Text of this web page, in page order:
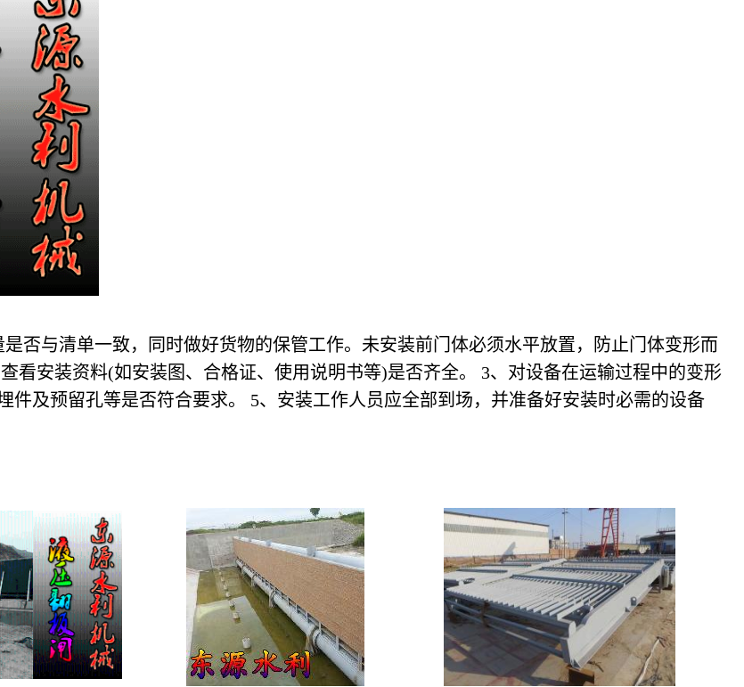
否与清单一致，同时做好货物的保管工作。未安装前门体必须水平放置，防止门体变形而
看安装资料(如安装图、合格证、使用说明书等)是否齐全。 3、对设备在运输过程中的变形
件及预留孔等是否符合要求。 5、安装工作人员应全部到场，并准备好安装时必需的设备